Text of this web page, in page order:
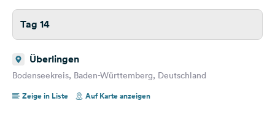
Tag 14
Überlingen
Bodenseekreis, Baden-Württemberg, Deutschland
Zeige in Liste
Auf Karte anzeigen